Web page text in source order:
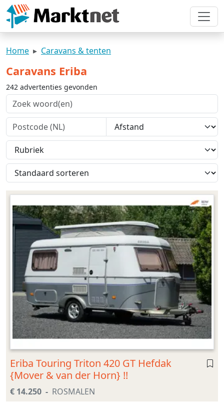
Home Caravans & tenten
Caravans Eriba
242 advertenties gevonden
Eriba Touring Triton 420 GT Hefdak
{Mover & van der Horn} !!
€ 14.250 ROSMALEN